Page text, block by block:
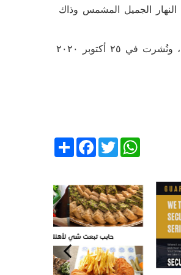
النهار الجميل المشمس وذاك
Share
FacebookTwitter
WhatsApp